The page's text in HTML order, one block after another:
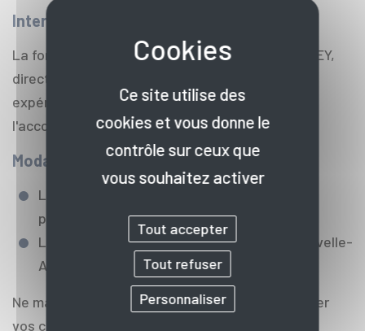
Intervenant
La formation sera animée par Maud PUJOL-DOREY,
directrice adjointe du CIBC 33, apportant une
expérience précieuse dans le domaine de
l'accompagnement professionnel.
Modalités
La participation financière aux coûts
pédagogiques est gratuite.
L'inscription et l'adhésion à Cap Métiers Nouvelle-
Aquitaine sont obligatoires.
Ne manquez pas cette opportunité de développer
vos compétences et d'enrichir votre pratique
Ce site utilise des
cookies et vous donne le
contrôle sur ceux que
vous souhaitez activer
Tout accepter
Tout refuser
Personnaliser